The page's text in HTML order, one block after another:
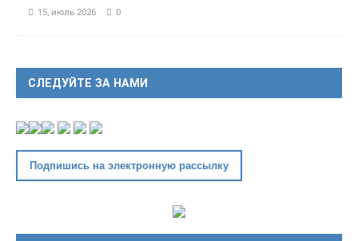
15, июль 2026 0
СЛЕДУЙТЕ ЗА НАМИ
Подпишись на электронную рассылку